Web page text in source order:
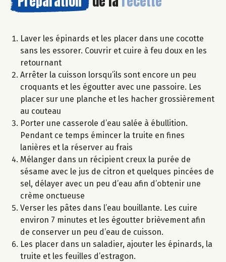
Laver les épinards et les placer dans une cocotte
sans les essorer. Couvrir et cuire à feu doux en les
retournant
Arrêter la cuisson lorsqu’ils sont encore un peu
croquants et les égoutter avec une passoire. Les
placer sur une planche et les hacher grossièrement
au couteau
Porter une casserole d’eau salée à ébullition.
Pendant ce temps émincer la truite en fines
lanières et la réserver au frais
Mélanger dans un récipient creux la purée de
sésame avec le jus de citron et quelques pincées de
sel, délayer avec un peu d’eau afin d’obtenir une
crème onctueuse
Verser les pâtes dans l’eau bouillante. Les cuire
environ 7 minutes et les égoutter brièvement afin
de conserver un peu d’eau de cuisson.
Les placer dans un saladier, ajouter les épinards, la
truite et les feuilles d’estragon.